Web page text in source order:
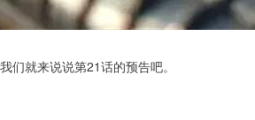
们就来说说第21话的预告吧。
1.42% 沪深300